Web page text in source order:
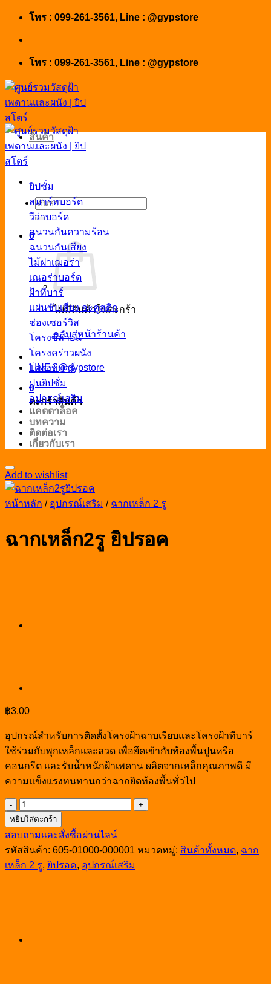
Skip
โทร : 099-261-3561, Line : @gypstore
โทร : 099-261-3561, Line : @gypstore
ค้นหา:
0
ไม่มีสินค้าในตะกร้า
กลับสู่หน้าร้านค้า
LINE : @gypstore
0
ตะกร้าสินค้า
สินค้า
ยิปซั่ม
สมาร์ทบอร์ด
วีว่าบอร์ด
ฉนวนกันความร้อน
ฉนวนกันเสียง
ไม้ฝาเฌอร่า
เณอร่าบอร์ด
ฝ้าทีบาร์
แผ่นซับเสียง อะคูสติก
ช่องเซอร์วิส
โครงซีลายน์
โครงคร่าวผนัง
โครงทีบาร์
ปูนยิปซั่ม
อุปกรณ์เสริม
แคตตาล็อค
บทความ
ติดต่อเรา
เกี่ยวกับเรา
Add to wishlist
หน้าหลัก / อุปกรณ์เสริม / ฉากเหล็ก 2 รู
ฉากเหล็ก2รู ยิปรอค
฿3.00
อุปกรณ์สำหรับการติดตั้งโครงฝ้าฉาบเรียบและโครงฝ้าทีบาร์
ใช้ร่วมกับพุกเหล็กและลวด เพื่อยึดเข้ากับท้องพื้นปูนหรือ
คอนกรีต และรับน้ำหนักฝ้าเพดาน ผลิตจากเหล็กคุณภาพดี มี
ความแข็งแรงทนทานกว่าฉากยึดท้องพื้นทั่วไป
จำนวน
ฉาก
เหล็ก2รู
ยิ
ปรอค
หยิบใส่ตะกร้า
สอบถามและสั่งซื้อผ่านไลน์
รหัสสินค้า: 605-01000-000001 หมวดหมู่: สินค้าทั้งหมด, ฉาก
เหล็ก 2 รู, ยิปรอค, อุปกรณ์เสริม